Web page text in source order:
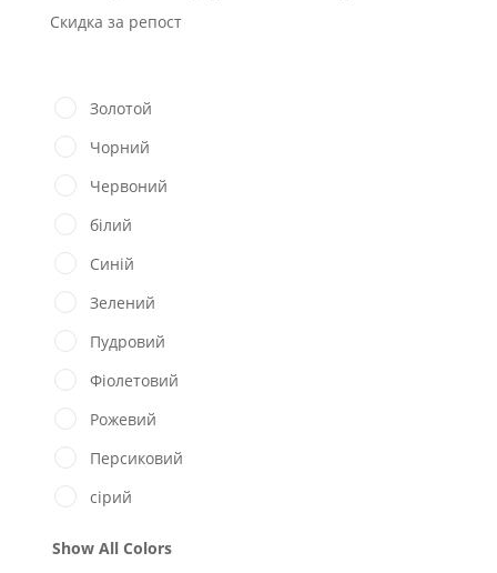
Скидка за репост
Золотой
Чорний
Червоний
білий
Синій
Зелений
Пудровий
Фіолетовий
Рожевий
Персиковий
сірий
Show All Colors